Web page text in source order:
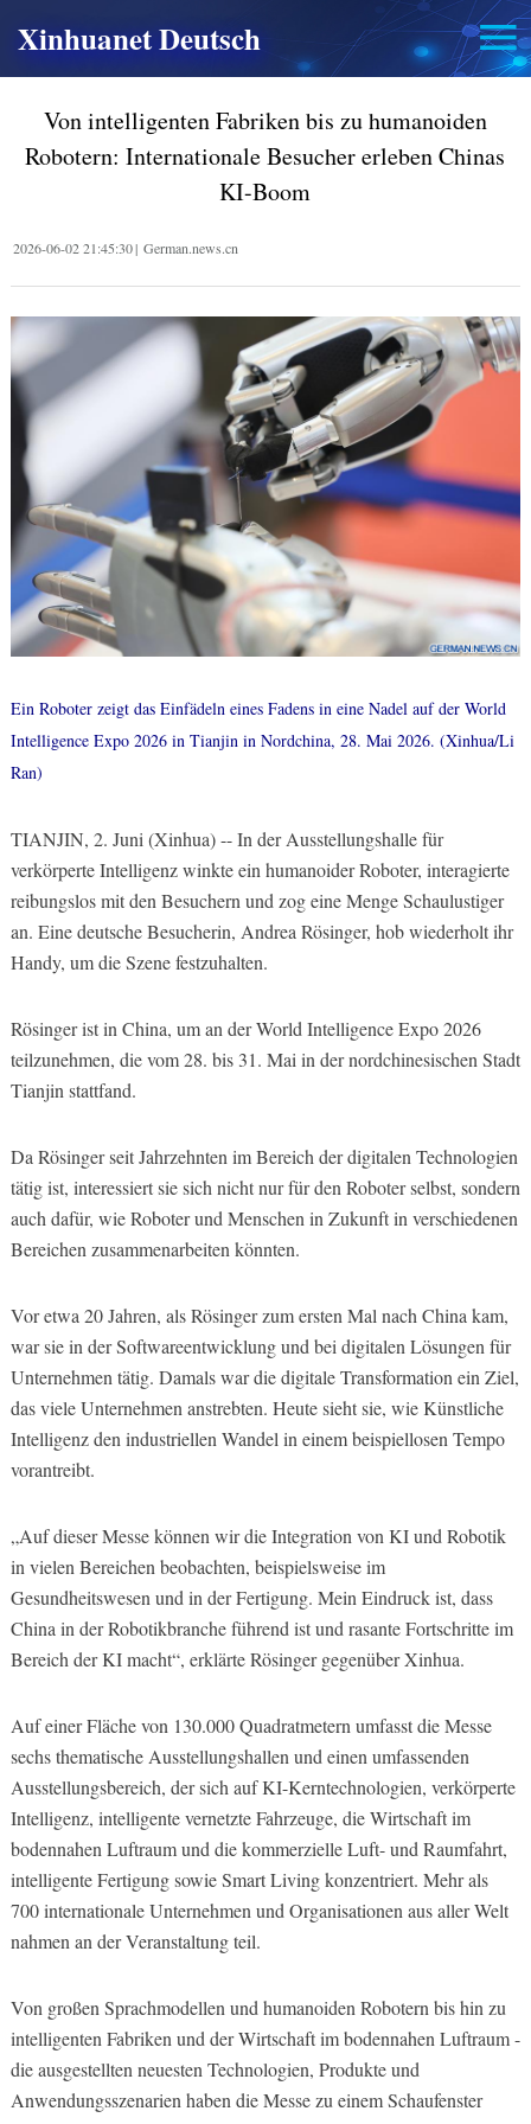
Xinhuanet Deutsch
Von intelligenten Fabriken bis zu humanoiden
Robotern: Internationale Besucher erleben Chinas
KI-Boom
2026-06-02 21:45:30| German.news.cn
Ein Roboter zeigt das Einfädeln eines Fadens in eine Nadel auf der World
Intelligence Expo 2026 in Tianjin in Nordchina, 28. Mai 2026. (Xinhua/Li
Ran)
TIANJIN, 2. Juni (Xinhua) -- In der Ausstellungshalle für
verkörperte Intelligenz winkte ein humanoider Roboter, interagierte
reibungslos mit den Besuchern und zog eine Menge Schaulustiger
an. Eine deutsche Besucherin, Andrea Rösinger, hob wiederholt ihr
Handy, um die Szene festzuhalten.
Rösinger ist in China, um an der World Intelligence Expo 2026
teilzunehmen, die vom 28. bis 31. Mai in der nordchinesischen Stadt
Tianjin stattfand.
Da Rösinger seit Jahrzehnten im Bereich der digitalen Technologien
tätig ist, interessiert sie sich nicht nur für den Roboter selbst, sondern
auch dafür, wie Roboter und Menschen in Zukunft in verschiedenen
Bereichen zusammenarbeiten könnten.
Vor etwa 20 Jahren, als Rösinger zum ersten Mal nach China kam,
war sie in der Softwareentwicklung und bei digitalen Lösungen für
Unternehmen tätig. Damals war die digitale Transformation ein Ziel,
das viele Unternehmen anstrebten. Heute sieht sie, wie Künstliche
Intelligenz den industriellen Wandel in einem beispiellosen Tempo
vorantreibt.
„Auf dieser Messe können wir die Integration von KI und Robotik
in vielen Bereichen beobachten, beispielsweise im
Gesundheitswesen und in der Fertigung. Mein Eindruck ist, dass
China in der Robotikbranche führend ist und rasante Fortschritte im
Bereich der KI macht“, erklärte Rösinger gegenüber Xinhua.
Auf einer Fläche von 130.000 Quadratmetern umfasst die Messe
sechs thematische Ausstellungshallen und einen umfassenden
Ausstellungsbereich, der sich auf KI-Kerntechnologien, verkörperte
Intelligenz, intelligente vernetzte Fahrzeuge, die Wirtschaft im
bodennahen Luftraum und die kommerzielle Luft- und Raumfahrt,
intelligente Fertigung sowie Smart Living konzentriert. Mehr als
700 internationale Unternehmen und Organisationen aus aller Welt
nahmen an der Veranstaltung teil.
Von großen Sprachmodellen und humanoiden Robotern bis hin zu
intelligenten Fabriken und der Wirtschaft im bodennahen Luftraum -
die ausgestellten neuesten Technologien, Produkte und
Anwendungsszenarien haben die Messe zu einem Schaufenster